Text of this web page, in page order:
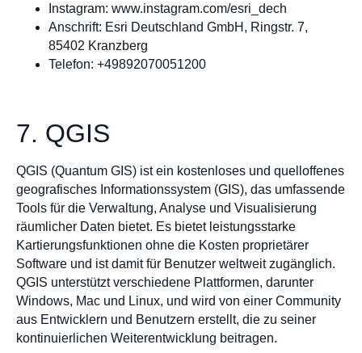
Instagram: www.instagram.com/esri_dech
Anschrift: Esri Deutschland GmbH, Ringstr. 7,
85402 Kranzberg
Telefon: +49892070051200
7. QGIS
QGIS (Quantum GIS) ist ein kostenloses und quelloffenes
geografisches Informationssystem (GIS), das umfassende
Tools für die Verwaltung, Analyse und Visualisierung
räumlicher Daten bietet. Es bietet leistungsstarke
Kartierungsfunktionen ohne die Kosten proprietärer
Software und ist damit für Benutzer weltweit zugänglich.
QGIS unterstützt verschiedene Plattformen, darunter
Windows, Mac und Linux, und wird von einer Community
aus Entwicklern und Benutzern erstellt, die zu seiner
kontinuierlichen Weiterentwicklung beitragen.